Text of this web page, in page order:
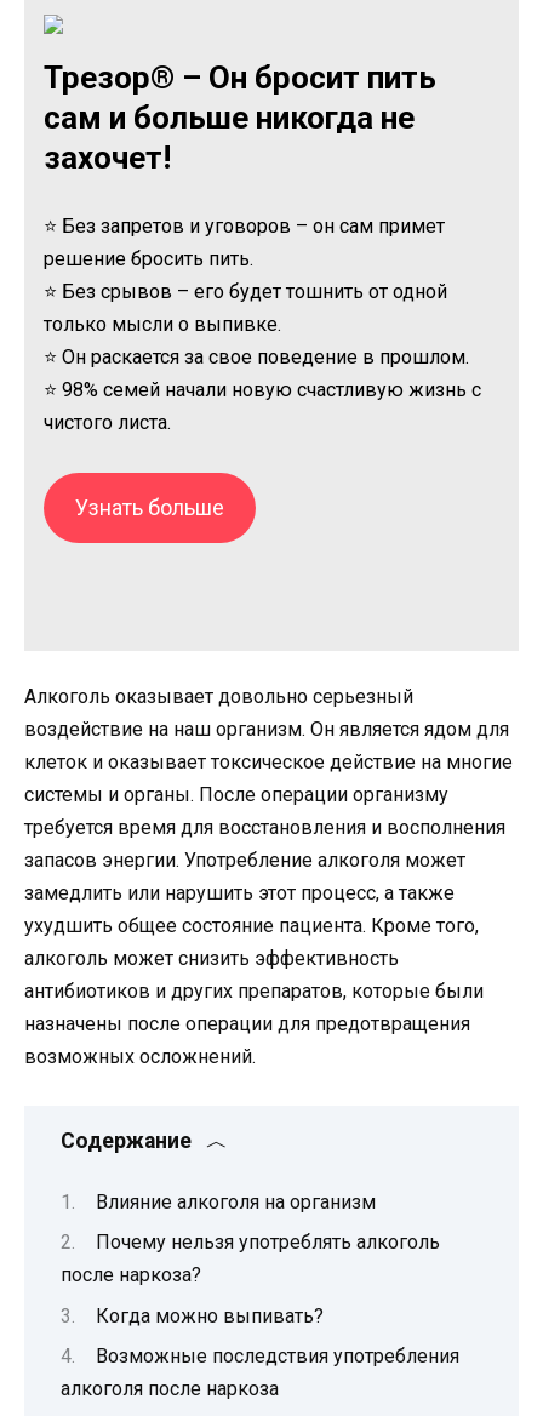
Трезор® – Он бросит пить
сам и больше никогда не
захочет!
⭐ Без запретов и уговоров – он сам примет
решение бросить пить.
⭐ Без срывов – его будет тошнить от одной
только мысли о выпивке.
⭐ Он раскается за свое поведение в прошлом.
⭐ 98% семей начали новую счастливую жизнь с
чистого листа.
Узнать больше
Алкоголь оказывает довольно серьезный
воздействие на наш организм. Он является ядом для
клеток и оказывает токсическое действие на многие
системы и органы. После операции организму
требуется время для восстановления и восполнения
запасов энергии. Употребление алкоголя может
замедлить или нарушить этот процесс, а также
ухудшить общее состояние пациента. Кроме того,
алкоголь может снизить эффективность
антибиотиков и других препаратов, которые были
назначены после операции для предотвращения
возможных осложнений.
Содержание
Влияние алкоголя на организм
Почему нельзя употреблять алкоголь
после наркоза?
Когда можно выпивать?
Возможные последствия употребления
алкоголя после наркоза